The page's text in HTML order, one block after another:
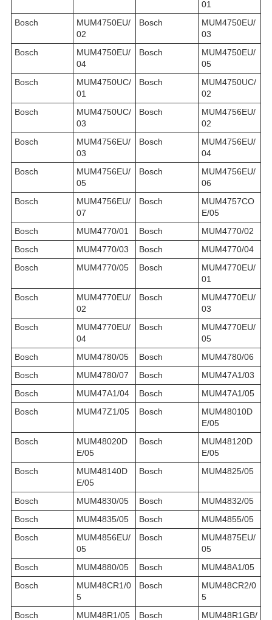
01
Bosch
MUM4750EU/
02
Bosch
MUM4750EU/
03
Bosch
MUM4750EU/
04
Bosch
MUM4750EU/
05
Bosch
MUM4750UC/
01
Bosch
MUM4750UC/
02
Bosch
MUM4750UC/
03
Bosch
MUM4756EU/
02
Bosch
MUM4756EU/
03
Bosch
MUM4756EU/
04
Bosch
MUM4756EU/
05
Bosch
MUM4756EU/
06
Bosch
MUM4756EU/
07
Bosch
MUM4757CO
E/05
Bosch
MUM4770/01 Bosch
MUM4770/02
Bosch
MUM4770/03 Bosch
MUM4770/04
Bosch
MUM4770/05 Bosch
MUM4770EU/
01
Bosch
MUM4770EU/
02
Bosch
MUM4770EU/
03
Bosch
MUM4770EU/
04
Bosch
MUM4770EU/
05
Bosch
MUM4780/05 Bosch
MUM4780/06
Bosch
MUM4780/07 Bosch
MUM47A1/03
Bosch
MUM47A1/04 Bosch
MUM47A1/05
Bosch
MUM47Z1/05 Bosch
MUM48010D
E/05
Bosch
MUM48020D
E/05
Bosch
MUM48120D
E/05
Bosch
MUM48140D
E/05
Bosch MUM4825/05
Bosch MUM4830/05 Bosch
MUM4832/05
Bosch
MUM4835/05 Bosch
MUM4855/05
Bosch
MUM4856EU/
05
Bosch
MUM4875EU/
05
Bosch
MUM4880/05 Bosch
MUM48A1/05
Bosch
MUM48CR1/0
5
Bosch
MUM48CR2/0
5
Bosch
MUM48R1/05 Bosch MUM48R1GB/